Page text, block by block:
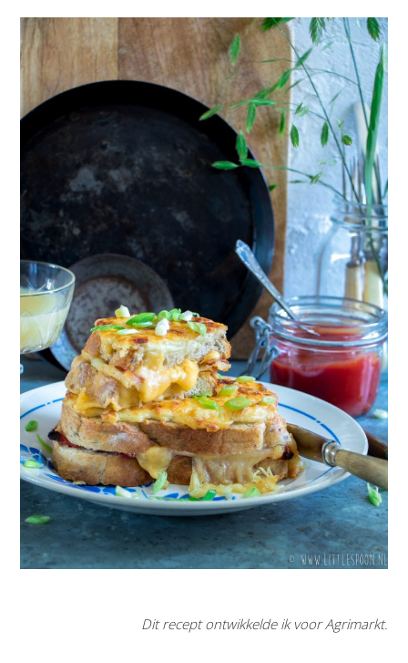
Dit recept ontwikkelde ik voor Agrimarkt.